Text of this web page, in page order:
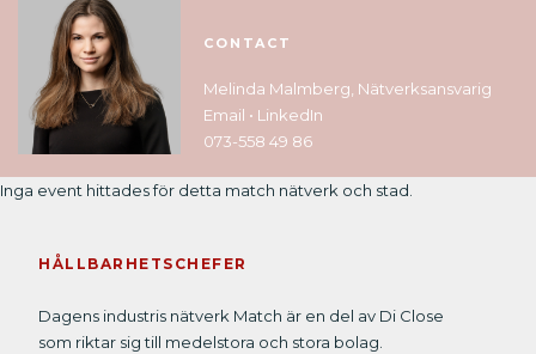
CONTACT
Melinda Malmberg, Nätverksansvarig
Email • LinkedIn
073-558 49 86
HÅLLBARHETSCHEFER
Dagens industris nätverk Match är en del av Di Close
som riktar sig till medelstora och stora bolag.
Inga event hittades för detta match nätverk och stad.